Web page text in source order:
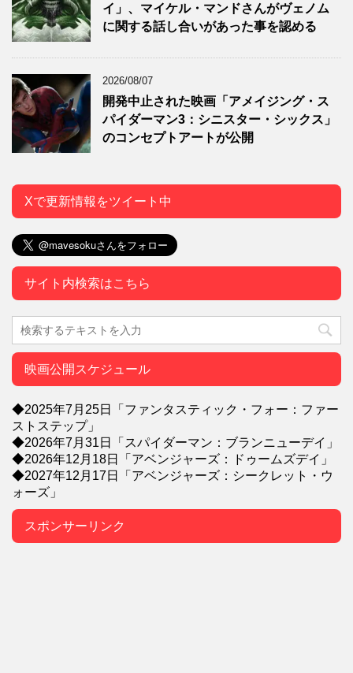
イ」、マイケル・マンドさんがヴェノム
に関する話し合いがあった事を認める
2026/08/07
開発中止された映画「アメイジング・ス
パイダーマン3：シニスター・シックス」
のコンセプトアートが公開
Xで更新情報をツイート中
サイト内検索はこちら
映画公開スケジュール
◆2025年7月25日「ファンタスティック・フォー：ファー
ストステップ」
◆2026年7月31日「スパイダーマン：ブランニューデイ」
◆2026年12月18日「アベンジャーズ：ドゥームズデイ」
◆2027年12月17日「アベンジャーズ：シークレット・ウ
ォーズ」
スポンサーリンク